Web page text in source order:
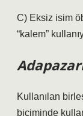
C) Eksiz isim
“kalem”
Kullanılan
biçiminde